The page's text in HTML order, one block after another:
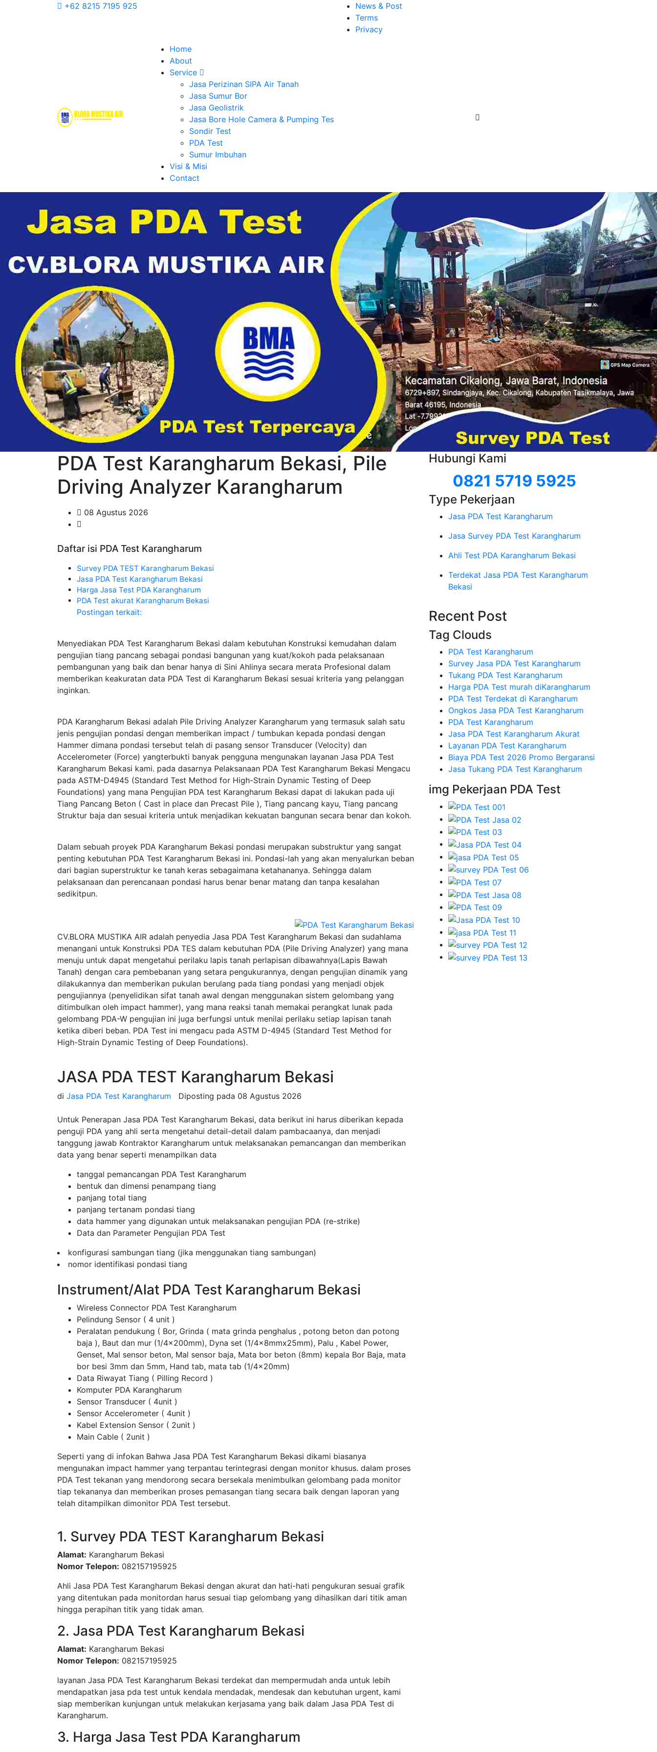
+62 8215 7195 925
News & Post
Terms
Privacy
Home
About
Service
Jasa Perizinan SIPA Air Tanah
Jasa Sumur Bor
Jasa Geolistrik
Jasa Bore Hole Camera & Pumping Tes
Sondir Test
PDA Test
Sumur Imbuhan
Visi & Misi
Contact
PDA Test Karangharum Bekasi, Pile
Driving Analyzer Karangharum
08 Agustus 2026
Daftar isi PDA Test Karangharum
Survey PDA TEST Karangharum Bekasi
Jasa PDA Test Karangharum Bekasi
Harga Jasa Test PDA Karangharum
PDA Test akurat Karangharum Bekasi
Postingan terkait:
Menyediakan PDA Test Karangharum Bekasi dalam kebutuhan Konstruksi kemudahan dalam
pengujian tiang pancang sebagai pondasi bangunan yang kuat/kokoh pada pelaksanaan
pembangunan yang baik dan benar hanya di Sini Ahlinya secara merata Profesional dalam
memberikan keakuratan data PDA Test di Karangharum Bekasi sesuai kriteria yang pelanggan
inginkan.
PDA Karangharum Bekasi adalah Pile Driving Analyzer Karangharum yang termasuk salah satu
jenis pengujian pondasi dengan memberikan impact / tumbukan kepada pondasi dengan
Hammer dimana pondasi tersebut telah di pasang sensor Transducer (Velocity) dan
Accelerometer (Force) yangterbukti banyak pengguna mengunakan layanan Jasa PDA Test
Karangharum Bekasi kami. pada dasarnya Pelaksanaan PDA Test Karangharum Bekasi Mengacu
pada ASTM-D4945 (Standard Test Method for High-Strain Dynamic Testing of Deep
Foundations) yang mana Pengujian PDA test Karangharum Bekasi dapat di lakukan pada uji
Tiang Pancang Beton ( Cast in place dan Precast Pile ), Tiang pancang kayu, Tiang pancang
Struktur baja dan sesuai kriteria untuk menjadikan kekuatan bangunan secara benar dan kokoh.
Dalam sebuah proyek PDA Karangharum Bekasi pondasi merupakan substruktur yang sangat
penting kebutuhan PDA Test Karangharum Bekasi ini. Pondasi-lah yang akan menyalurkan beban
dari bagian superstruktur ke tanah keras sebagaimana ketahananya. Sehingga dalam
pelaksanaan dan perencanaan pondasi harus benar benar matang dan tanpa kesalahan
sedikitpun.
CV.BLORA MUSTIKA AIR adalah penyedia Jasa PDA Test Karangharum Bekasi dan sudahlama
menangani untuk Konstruksi PDA TES dalam kebutuhan PDA (Pile Driving Analyzer) yang mana
menuju untuk dapat mengetahui perilaku lapis tanah perlapisan dibawahnya(Lapis Bawah
Tanah) dengan cara pembebanan yang setara pengukurannya, dengan pengujian dinamik yang
dilakukannya dan memberikan pukulan berulang pada tiang pondasi yang menjadi objek
pengujiannya (penyelidikan sifat tanah awal dengan menggunakan sistem gelombang yang
ditimbulkan oleh impact hammer), yang mana reaksi tanah memakai perangkat lunak pada
gelombang PDA-W pengujian ini juga berfungsi untuk menilai perilaku setiap lapisan tanah
ketika diberi beban. PDA Test ini mengacu pada ASTM D-4945 (Standard Test Method for
High-Strain Dynamic Testing of Deep Foundations).
JASA PDA TEST Karangharum Bekasi
di Jasa PDA Test Karangharum Diposting pada 08 Agustus 2026
Untuk Penerapan Jasa PDA Test Karangharum Bekasi, data berikut ini harus diberikan kepada
penguji PDA yang ahli serta mengetahui detail-detail dalam pambacaanya, dan menjadi
tanggung jawab Kontraktor Karangharum untuk melaksanakan pemancangan dan memberikan
data yang benar seperti menampilkan data
tanggal pemancangan PDA Test Karangharum
bentuk dan dimensi penampang tiang
panjang total tiang
panjang tertanam pondasi tiang
data hammer yang digunakan untuk melaksanakan pengujian PDA (re-strike)
Data dan Parameter Pengujian PDA Test
konfigurasi sambungan tiang (jika menggunakan tiang sambungan)
nomor identifikasi pondasi tiang
Instrument/Alat PDA Test Karangharum Bekasi
Wireless Connector PDA Test Karangharum
Pelindung Sensor ( 4 unit )
Peralatan pendukung ( Bor, Grinda ( mata grinda penghalus , potong beton dan potong
baja ), Baut dan mur (1/4x200mm), Dyna set (1/4x8mmx25mm), Palu , Kabel Power,
Genset, Mal sensor beton, Mal sensor baja, Mata bor beton (8mm) kepala Bor Baja, mata
bor besi 3mm dan 5mm, Hand tab, mata tab (1/4x20mm)
Data Riwayat Tiang ( Pilling Record )
Komputer PDA Karangharum
Sensor Transducer ( 4unit )
Sensor Accelerometer ( 4unit )
Kabel Extension Sensor ( 2unit )
Main Cable ( 2unit )
Seperti yang di infokan Bahwa Jasa PDA Test Karangharum Bekasi dikami biasanya
mengunakan impact hammer yang terpantau terintegrasi dengan monitor khusus. dalam proses
PDA Test tekanan yang mendorong secara bersekala menimbulkan gelombang pada monitor
tiap tekananya dan memberikan proses pemasangan tiang secara baik dengan laporan yang
telah ditampilkan dimonitor PDA Test tersebut.
1. Survey PDA TEST Karangharum Bekasi
Alamat: Karangharum Bekasi
Nomor Telepon: 082157195925
Ahli Jasa PDA Test Karangharum Bekasi dengan akurat dan hati-hati pengukuran sesuai grafik
yang ditentukan pada monitordan harus sesuai tiap gelombang yang dihasilkan dari titik aman
hingga perapihan titik yang tidak aman.
2. Jasa PDA Test Karangharum Bekasi
Alamat: Karangharum Bekasi
Nomor Telepon: 082157195925
layanan Jasa PDA Test Karangharum Bekasi terdekat dan mempermudah anda untuk lebih
mendapatkan jasa pda test untuk kendala mendadak, mendesak dan kebutuhan urgent, kami
siap memberikan kunjungan untuk melakukan kerjasama yang baik dalam Jasa PDA Test di
Karangharum.
3. Harga Jasa Test PDA Karangharum
Hubungi Kami
0821 5719 5925
Type Pekerjaan
Jasa PDA Test Karangharum
Jasa Survey PDA Test Karangharum
Ahli Test PDA Karangharum Bekasi
Terdekat Jasa PDA Test Karangharum
Bekasi
Recent Post
Tag Clouds
PDA Test Karangharum
Survey Jasa PDA Test Karangharum
Tukang PDA Test Karangharum
Harga PDA Test murah diKarangharum
PDA Test Terdekat di Karangharum
Ongkos Jasa PDA Test Karangharum
PDA Test Karangharum
Jasa PDA Test Karangharum Akurat
Layanan PDA Test Karangharum
Biaya PDA Test 2026 Promo Bergaransi
Jasa Tukang PDA Test Karangharum
img Pekerjaan PDA Test